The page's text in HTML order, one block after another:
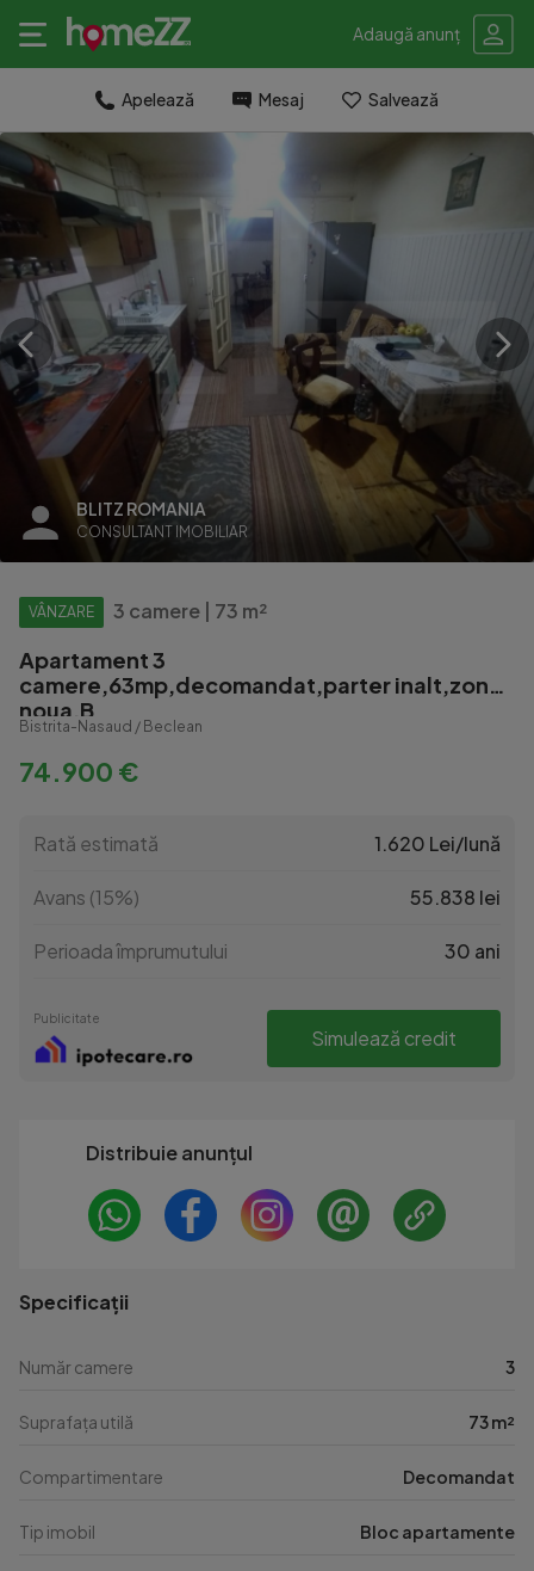
Adaugă anunț
Apelează Mesaj Salvează
BLITZ ROMANIA
CONSULTANT IMOBILIAR
VÂNZARE 3 camere | 73 m²
Apartament 3
camere,63mp,decomandat,parter inalt,zona
noua,B
Bistrita-Nasaud / Beclean
74.900 €
Rată estimată 1.620 Lei/lună
Avans (15%) 55.838 lei
Perioada împrumutului 30 ani
Publicitate
Simulează credit
Distribuie anunțul
Specificații
Număr camere 3
Suprafața utilă 73 m²
Compartimentare Decomandat
Tip imobil Bloc apartamente